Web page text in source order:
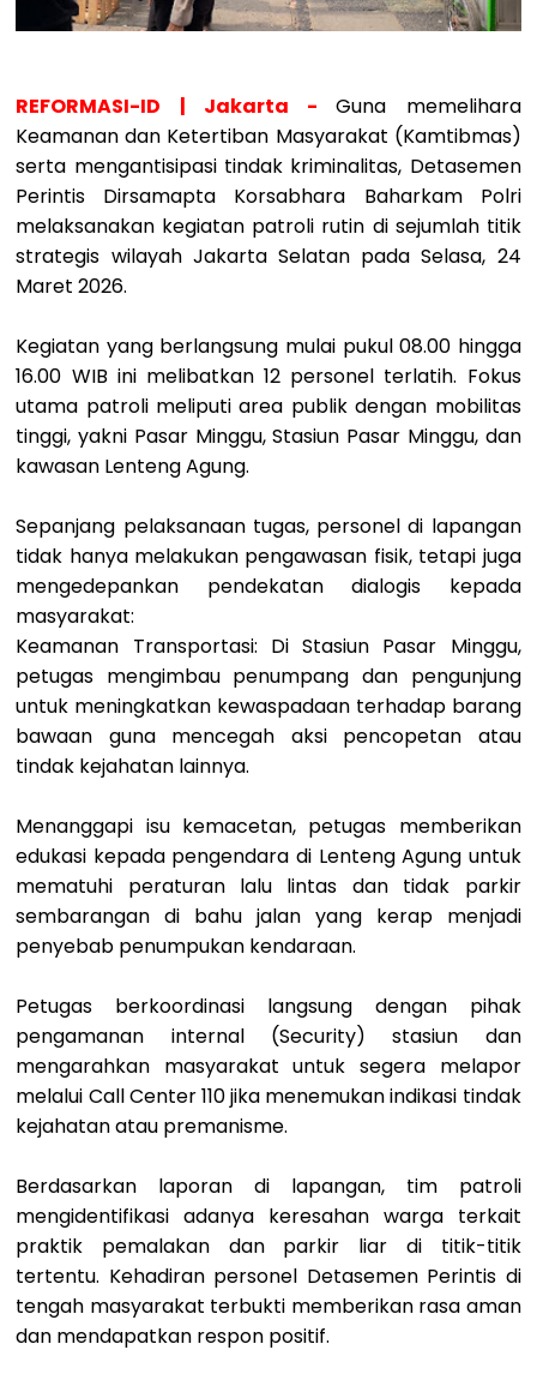
REFORMASI-ID | Jakarta -Guna memelihara
Keamanan dan Ketertiban Masyarakat (Kamtibmas)
serta mengantisipasi tindak kriminalitas, Detasemen
Perintis Dirsamapta Korsabhara Baharkam Polri
melaksanakan kegiatan patroli rutin di sejumlah titik
strategis wilayah Jakarta Selatan pada Selasa, 24
Maret 2026.
Kegiatan yang berlangsung mulai pukul 08.00 hingga
16.00 WIB ini melibatkan 12 personel terlatih. Fokus
utama patroli meliputi area publik dengan mobilitas
tinggi, yakni Pasar Minggu, Stasiun Pasar Minggu, dan
kawasan Lenteng Agung.
Sepanjang pelaksanaan tugas, personel di lapangan
tidak hanya melakukan pengawasan fisik, tetapi juga
mengedepankan pendekatan dialogis kepada
masyarakat:
Keamanan Transportasi: Di Stasiun Pasar Minggu,
petugas mengimbau penumpang dan pengunjung
untuk meningkatkan kewaspadaan terhadap barang
bawaan guna mencegah aksi pencopetan atau
tindak kejahatan lainnya.
Menanggapi isu kemacetan, petugas memberikan
edukasi kepada pengendara di Lenteng Agung untuk
mematuhi peraturan lalu lintas dan tidak parkir
sembarangan di bahu jalan yang kerap menjadi
penyebab penumpukan kendaraan.
Petugas berkoordinasi langsung dengan pihak
pengamanan internal (Security) stasiun dan
mengarahkan masyarakat untuk segera melapor
melalui Call Center 110 jika menemukan indikasi tindak
kejahatan atau premanisme.
Berdasarkan laporan di lapangan, tim patroli
mengidentifikasi adanya keresahan warga terkait
praktik pemalakan dan parkir liar di titik-titik
tertentu. Kehadiran personel Detasemen Perintis di
tengah masyarakat terbukti memberikan rasa aman
dan mendapatkan respon positif.